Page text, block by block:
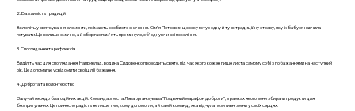
2. Важливість традицій
Включіть у святкування елементи, які мають особисте значення. Сім'я Петрових щороку готує одну й ту ж традиційну страву, яку їх бабуся навчила
готувати. Це не лише смачно, а й зберігає пам'ять про минуле, об'єднуючи всі покоління.
3. Споглядання та рефлексія
Виділіть час для споглядання. Наприклад, родина Сидоренко проводить свято, під час якого кожен пише листа самому собі з побажаннями на наступний
рік. Це допомагає усвідомити свої цілі і бажання.
4. Доброта та волонтерство
Залучайтеся до благодійних акцій. Команда з міста Лева організувала "Різдвяний марафон доброти", в рамках якого вони збирали продукти для
безпритульних. Це принесло радість не лише тим, кому допомогли, а й самій команді, яка відчула позитивні зміни у своїх серцях.